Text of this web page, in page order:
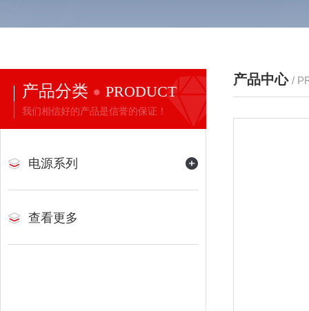
产品分类 PRODUCT
我们相信好的产品是信誉的保证！
电源系列
查看更多
产品中心 /